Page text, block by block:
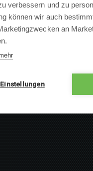
verbessern und zu
können wir auch
an
Einstellungen